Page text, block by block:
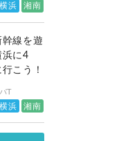
横浜 湘南
幹線を遊
浜に4
こう！
T
横浜 湘南